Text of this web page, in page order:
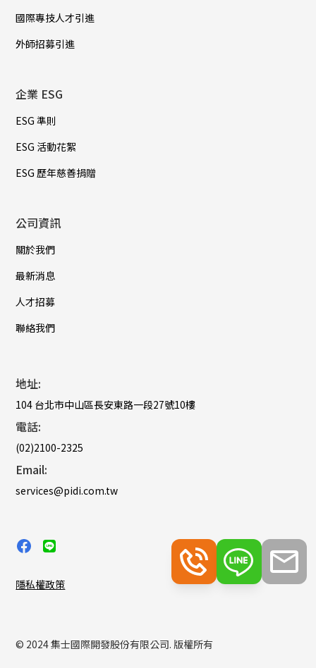
國際專技人才引進
外師招募引進
企業 ESG
ESG 準則
ESG 活動花絮
ESG 歷年慈善捐贈
公司資訊
關於我們
最新消息
人才招募
聯絡我們
地址:
104 台北市中山區長安東路一段27號10樓
電話:
(02)2100-2325
Email:
services@pidi.com.tw
© 2024 集士國際開發股份有限公司. 版權所有
隱私權政策